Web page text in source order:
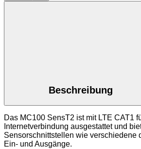
Beschreibung
Das MC100 SensT2 ist mit LTE CAT1
Internetverbindung ausgestattet und
Sensorschnittstellen wie verschiedene
Ein- und Ausgänge.